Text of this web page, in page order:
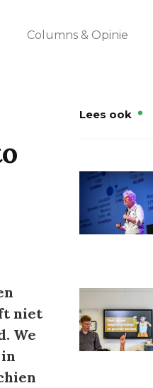
Columns & Opinie
niet
We
Lees ook